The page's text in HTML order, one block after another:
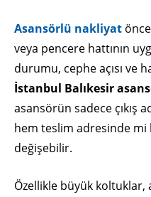
Asansörlü nakliyat
veya pencere hattının
durumu, cephe açısı ve
İstanbul Balıkesir
asansörün sadece çıkış
hem teslim adresinde mi
değişebilir.
Özellikle büyük koltuklar,